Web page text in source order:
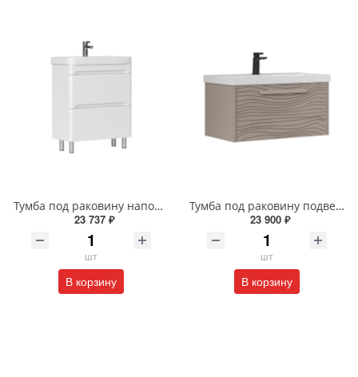
Тумба под раковину напольная EQUIL Найс 60 см tnNICE60.2Y-05 белая
23 737 ₽
шт
В корзину
Тумба под раковину подвесная EQUIL Глеам 80.1Я/Gleam 80.1Y амарок/дуб вотан tpGLEAM80.1Y-25
23 900 ₽
шт
В корзину